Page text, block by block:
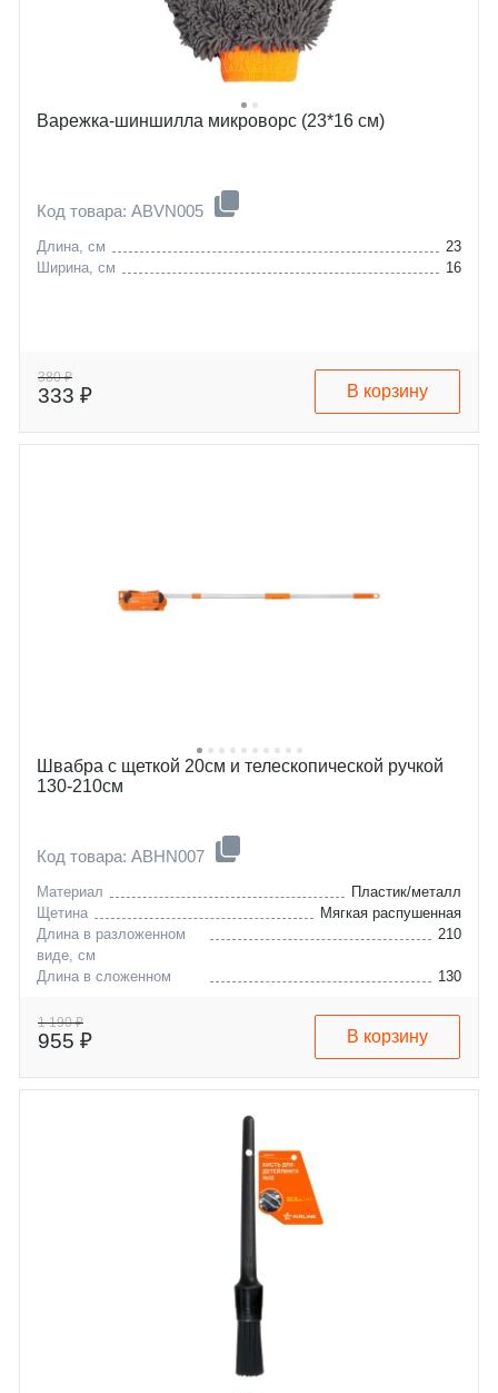
Варежка-шиншилла микроворс (23*16 см)
Код товара: ABVN005
Длина, см
23
Ширина, см
16
380 ₽
333 ₽ В корзину
Швабра с щеткой 20см и телескопической ручкой
130-210см
Код товара: ABHN007
Материал
Пластик/металл
Щетина
Мягкая распушенная
Длина в разложенном
виде, см
210
Длина в сложенном
130
1 190 ₽
955 ₽ В корзину